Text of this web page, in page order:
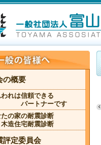
の概要
れは信頼できる
ートナーです
の家の耐震診断
住宅耐震診断
評定委員会